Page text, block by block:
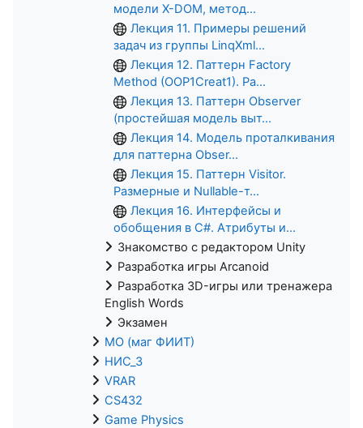
модели X-DOM, метод...
Лекция 11. Примеры решений
задач из группы LinqXml...
Лекция 12. Паттерн Factory
Method (OOP1Creat1). Ра...
Лекция 13. Паттерн Observer
(простейшая модель выт...
Лекция 14. Модель проталкивания
для паттерна Obser...
Лекция 15. Паттерн Visitor.
Размерные и Nullable-т...
Лекция 16. Интерфейсы и
обобщения в C#. Атрибуты и...
Знакомство с редактором Unity
Разработка игры Arcanoid
Разработка 3D-игры или тренажера
English Words
Экзамен
МО (маг ФИИТ)
НИС_3
VRAR
CS432
Game Physics